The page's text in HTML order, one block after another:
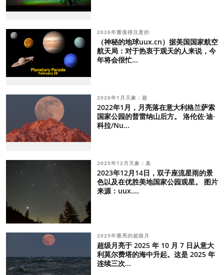
2026年最值得注意的
（神秘的地球uux.cn）据美国国家航空
航天局：对于热衷于观天的人来说，今
年将会很忙...
2026年1月天象：超
2022年1月，月亮落在意大利格兰萨索
国家公园的普雷纳山后方。 洛伦佐·迪·
科拉/Nu...
2025年12月天象：臭
2023年12月14日，双子座流星雨的景
色以及在优胜美地国家公园观星。 图片
来源：uux....
2025年最亮的超级月
超级月亮于 2025 年 10 月 7 日从意大
利莫尔费塔的海中升起。这是 2025 年
连续三次...